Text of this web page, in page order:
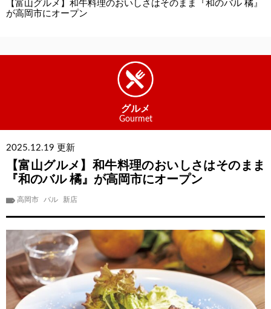
【富山グルメ】和牛料理のおいしさはそのまま『和のバル 橘』
が高岡市にオープン
グルメ
Gourmet
2025.12.19 更新
【富山グルメ】和牛料理のおいしさはそのまま
『和のバル 橘』が高岡市にオープン
高岡市 バル 新店